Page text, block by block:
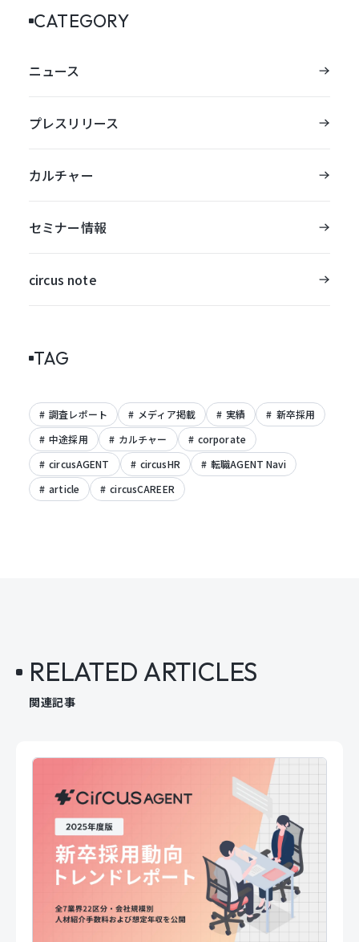
CATEGORY
ニュース
プレスリリース
カルチャー
セミナー情報
circus note
TAG
調査レポート メディア掲載 実績
新卒採用
中途採用
カルチャー
corporate
circusAGENT
circusHR
転職AGENT Navi
article
circusCAREER
RELATED ARTICLES
関連記事